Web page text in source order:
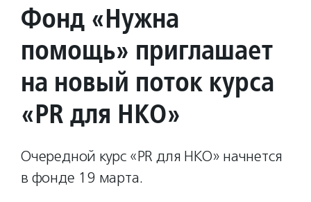
Фонд «Нужна
помощь» приглашает
на новый поток курса
«PR для НКО»
Очередной курс «PR для НКО» начнется
в фонде 19 марта.